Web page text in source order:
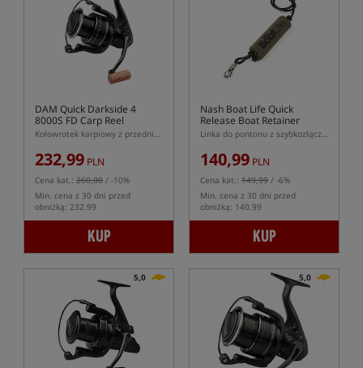
DAM Quick Darkside 4
8000S FD Carp Reel
Kołowrotek karpiowy z przednim hamulcem
232,99 PLN
Cena kat.: 260,00 / -10%
Min. cena z 30 dni przed
obniżką: 232.99
KUP
Nash Boat Life Quick
Release Boat Retainer
Linka do pontonu z szybkozłączem serii Nash Boat Life
140,99 PLN
Cena kat.: 149,99 / -6%
Min. cena z 30 dni przed
obniżką: 140.99
KUP
5,0 5,0